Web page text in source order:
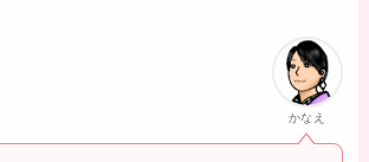
かなえ